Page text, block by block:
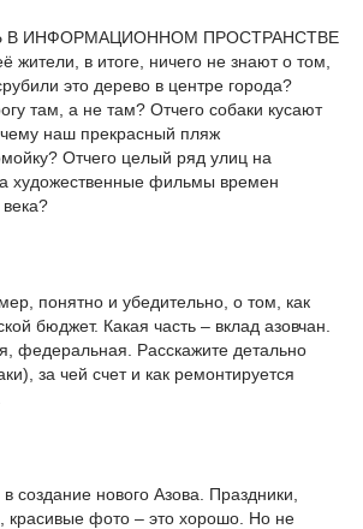
В ИНФОРМАЦИОННОМ ПРОСТРАНСТВЕ
жители, в итоге, ничего не знают о том,
это дерево в центре города?
там, а не там? Отчего собаки кусают
наш прекрасный пляж
Отчего целый ряд улиц на
художественные фильмы времен
понятно и убедительно, о том, как
бюджет. Какая часть – вклад азовчан.
федеральная. Расскажите детально
за чей счет и как ремонтируется
создание нового Азова. Праздники,
красивые фото – это хорошо. Но не